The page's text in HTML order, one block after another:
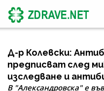
Д-р Колевски:
предписват след
изследване и
В "Александровска" е